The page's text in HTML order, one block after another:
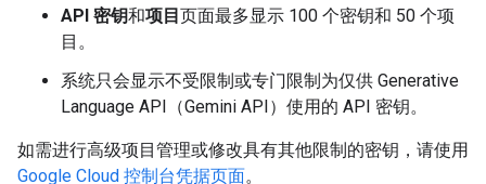
API 密钥和项目页面最多显示 100 个密钥和 50 个项
目。
系统只会显示不受限制或专门限制为仅供 Generative
Language API（Gemini API）使用的 API 密钥。
如需进行高级项目管理或修改具有其他限制的密钥，请使用
Google Cloud 控制台凭据页面。